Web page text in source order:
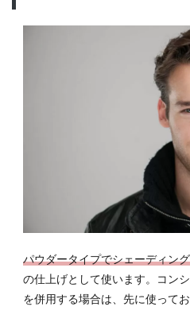
パウダータイプでシェーディン
の仕上げとして使います。コン
を併用する場合は、先に使ってお